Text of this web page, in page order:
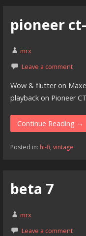
pioneer
mrx
Leave a comment
Wow & flutter on
playback on Pioneer
Continue Reading →
Posted in: hi-fi, vintage
beta 7
mrx
Leave a comment